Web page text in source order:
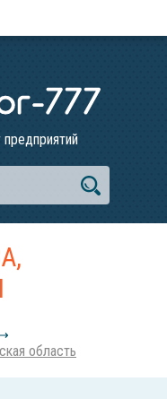
область